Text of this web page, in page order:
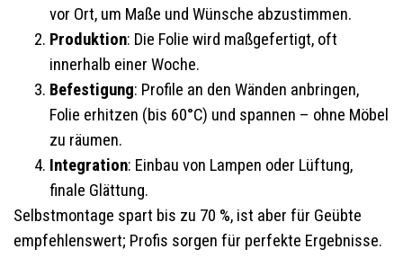
vor Ort, um Maße und Wünsche abzustimmen.
Produktion: Die Folie wird maßgefertigt, oft
innerhalb einer Woche.
Befestigung: Profile an den Wänden anbringen,
Folie erhitzen (bis 60°C) und spannen – ohne Möbel
zu räumen.
Integration: Einbau von Lampen oder Lüftung,
finale Glättung.
Selbstmontage spart bis zu 70 %, ist aber für Geübte
empfehlenswert; Profis sorgen für perfekte Ergebnisse.